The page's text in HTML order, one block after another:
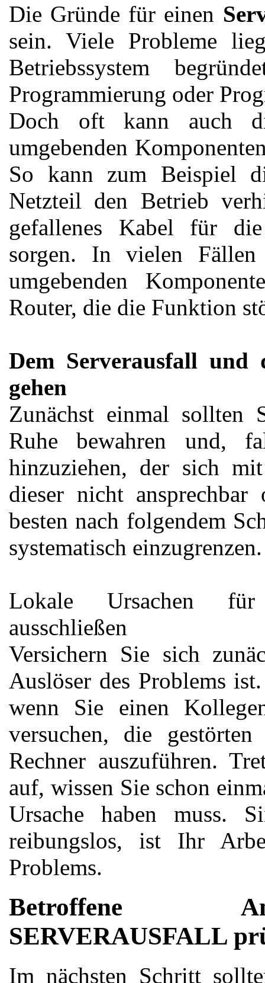
Die Gründe für einen
sein. Viele Probleme
Betriebssystem
Programmierung oder
Doch oft kann auch
umgebenden
So kann zum Beispiel
Netzteil den Betrieb
gefallenes Kabel für
sorgen. In vielen
umgebenden
Router, die die Funktion
Dem Serverausfall und
gehen
Zunächst einmal sollten
Ruhe bewahren und,
hinzuziehen, der sich
dieser nicht
besten nach folgendem
systematisch einzugrenzen.
Lokale Ursachen
ausschließen
Versichern Sie sich
Auslöser des Problems
wenn Sie einen
versuchen, die
Rechner auszuführen.
auf, wissen Sie schon
Ursache haben muss.
reibungslos, ist Ihr
Problems.
Betroffene
SERVERAUSFALL
Im nächsten Schritt